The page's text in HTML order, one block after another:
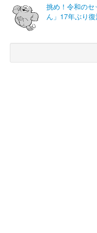
挑め！令和のセ
ん」17年ぶり